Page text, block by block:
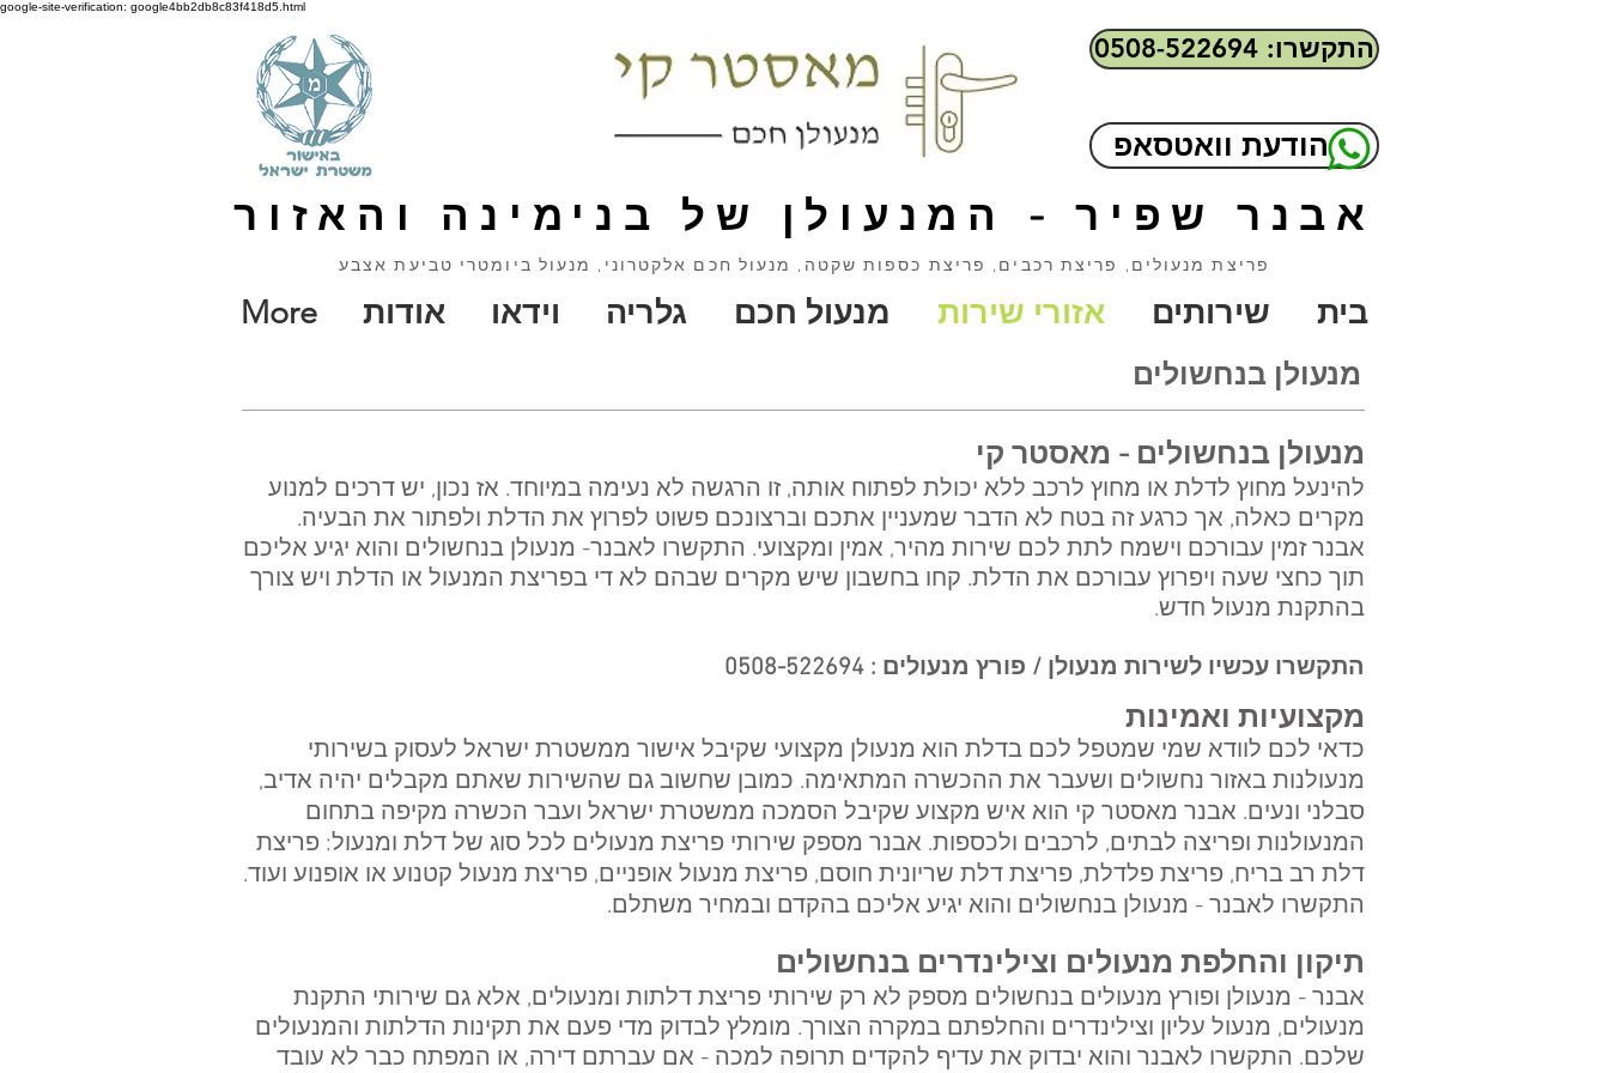
google-site-verification: google4bb2db8c83f418d5.html
התקשרו: 0508-522694
הודעת וואטסאפ
אבנר שפיר - המנעולן של בנימינה והאזור
פריצת מנעולים, פריצת רכבים, פריצת כספות שקטה, מנעול חכם אלקטרוני, מנעול ביומטרי טביעת אצבע
בית שירותים אזורי שירות מנעול חכם גלריה וידאו אודות More
מנעולן בנחשולים
מנעולן בנחשולים - מאסטר קי
להינעל מחוץ לדלת או מחוץ לרכב ללא יכולת לפתוח אותה, זו הרגשה לא נעימה במיוחד. אז נכון, יש דרכים למנוע
מקרים כאלה, אך כרגע זה בטח לא הדבר שמעניין אתכם וברצונכם פשוט לפרוץ את הדלת ולפתור את הבעיה.
אבנר זמין עבורכם וישמח לתת לכם שירות מהיר, אמין ומקצועי. התקשרו לאבנר- מנעולן בנחשולים והוא יגיע אליכם
תוך כחצי שעה ויפרוץ עבורכם את הדלת. קחו בחשבון שיש מקרים שבהם לא די בפריצת המנעול או הדלת ויש צורך
בהתקנת מנעול חדש.
התקשרו עכשיו לשירות מנעולן / פורץ מנעולים : 0508-522694
מקצועיות ואמינות
כדאי לכם לוודא שמי שמטפל לכם בדלת הוא מנעולן מקצועי שקיבל אישור ממשטרת ישראל לעסוק בשירותי
מנעולנות באזור נחשולים ושעבר את ההכשרה המתאימה. כמובן שחשוב גם שהשירות שאתם מקבלים יהיה אדיב,
סבלני ונעים. אבנר מאסטר קי הוא איש מקצוע שקיבל הסמכה ממשטרת ישראל ועבר הכשרה מקיפה בתחום
המנעולנות ופריצה לבתים, לרכבים ולכספות. אבנר מספק שירותי פריצת מנעולים לכל סוג של דלת ומנעול: פריצת
דלת רב בריח, פריצת פלדלת, פריצת דלת שריונית חוסם, פריצת מנעול אופניים, פריצת מנעול קטנוע או אופנוע ועוד.
התקשרו לאבנר - מנעולן בנחשולים והוא יגיע אליכם בהקדם ובמחיר משתלם.
תיקון והחלפת מנעולים וצילינדרים בנחשולים
אבנר - מנעולן ופורץ מנעולים בנחשולים מספק לא רק שירותי פריצת דלתות ומנעולים, אלא גם שירותי התקנת
מנעולים, מנעול עליון וצילינדרים והחלפתם במקרה הצורך. מומלץ לבדוק מדי פעם את תקינות הדלתות והמנעולים
שלכם. התקשרו לאבנר והוא יבדוק את עדיף להקדים תרופה למכה - אם עברתם דירה, או המפתח כבר לא עובד